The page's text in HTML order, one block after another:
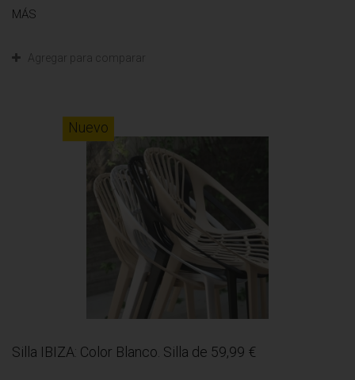
MÁS
Agregar para comparar
Nuevo
Silla IBIZA: Color Blanco. Silla de 59,99 €